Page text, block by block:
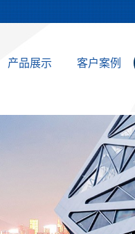
产品展示 客户案例